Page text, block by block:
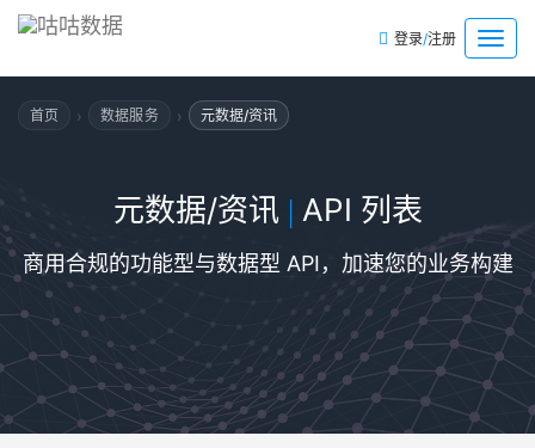
菜
单
登录/注册
首页 › 数据服务 › 元数据/资讯
元数据/资讯 | API 列表
商用合规的功能型与数据型 API，加速您的业务构建